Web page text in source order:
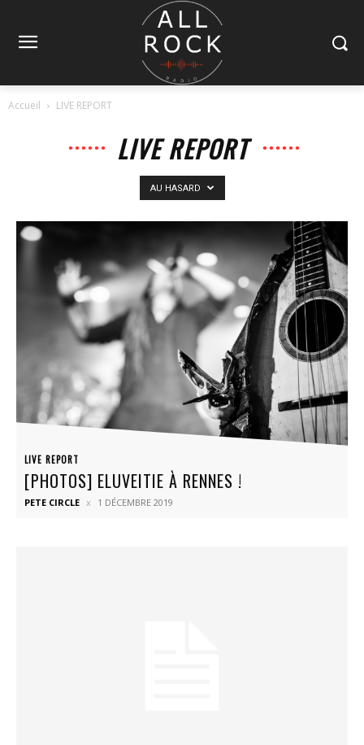
Accueil LIVE REPORT
LIVE REPORT
AU HASARD
LIVE REPORT
[PHOTOS] ELUVEITIE À RENNES !
PETE CIRCLE 1 DÉCEMBRE 2019